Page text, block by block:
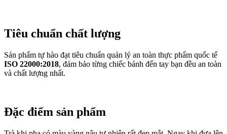
Tiêu chuẩn chất lượng
Sản phẩm tự hào đạt tiêu chuẩn quản lý an toàn thực phẩm quốc tế
ISO 22000:2018, đảm bảo từng chiếc bánh đến tay bạn đều an toàn
và chất lượng nhất.
Đặc điểm sản phẩm